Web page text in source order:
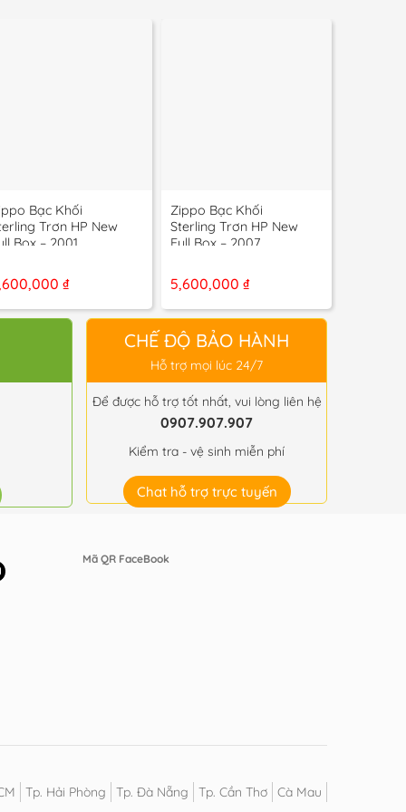
Bạc Khối
Trơn HP New
Box – 2001
₫
Zippo Bạc Khối
Sterling Trơn HP New
Full Box – 2007
5,600,000 ₫
CHẾ ĐỘ BẢO HÀNH
Hỗ trợ mọi lúc 24/7
Để được hỗ trợ tốt nhất, vui lòng liên hệ
0907.907.907
Kiểm tra - vệ sinh miễn phí
Chat hỗ trợ trực tuyến
Mã QR FaceBook
Tp. Hải Phòng Tp. Đà Nẵng Tp. Cần Thơ Cà Mau